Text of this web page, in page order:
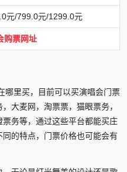
元/799.0元/1299.0元
购票网址
哪里买，目前可以买演唱会门票
大麦网，淘票票，猫眼票务，
务等，通过这些平台都能买庄
的特点，门票价格也可能会有